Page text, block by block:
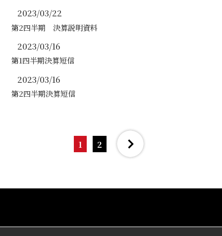
2023/03/22
第2四半期 決算説明資料
2023/03/16
第1四半期決算短信
2023/03/16
第2四半期決算短信
1 2